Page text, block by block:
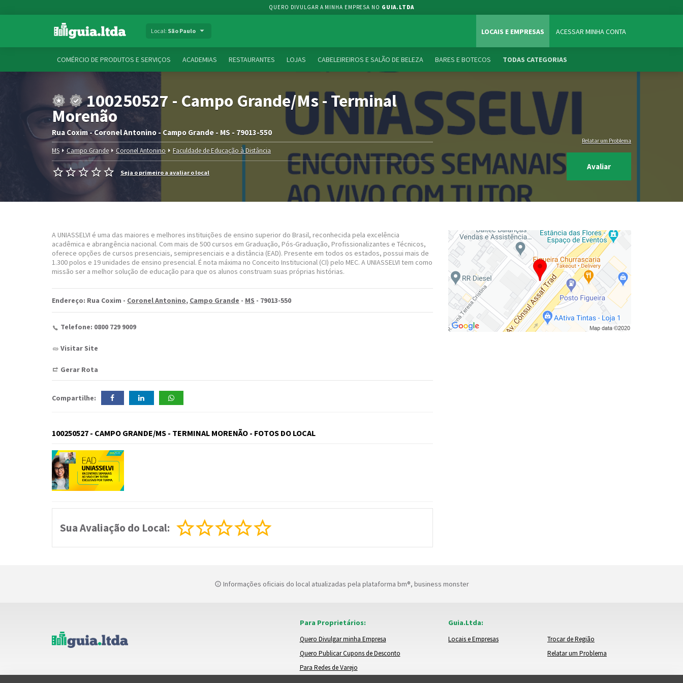
QUERO DIVULGAR A MINHA EMPRESA NO GUIA.LTDA
Local: São Paulo LOCAIS E EMPRESAS ACESSAR MINHA CONTA
COMÉRCIO DE PRODUTOS E SERVIÇOS ACADEMIAS RESTAURANTES LOJAS CABELEIREIROS E SALÃO DE BELEZA BARES E BOTECOS TODAS CATEGORIAS
100250527 - Campo Grande/Ms - Terminal
Morenão
Rua Coxim - Coronel Antonino - Campo Grande - MS - 79013-550
MS Campo Grande Coronel Antonino Faculdade de Educação à Distância
Seja o primeiro a avaliar o local
Relatar um Problema
Avaliar
A UNIASSELVI é uma das maiores e melhores instituições de ensino superior do Brasil, reconhecida pela excelência
acadêmica e abrangência nacional. Com mais de 500 cursos em Graduação, Pós-Graduação, Profissionalizantes e Técnicos,
oferece opções de cursos presenciais, semipresenciais e a distância (EAD). Presente em todos os estados, possui mais de
1.300 polos e 19 unidades de ensino presencial. É nota máxima no Conceito Institucional (CI) pelo MEC. A UNIASSELVI tem como
missão ser a melhor solução de educação para que os alunos construam suas próprias histórias.
Endereço: Rua Coxim - Coronel Antonino, Campo Grande - MS - 79013-550
Telefone: 0800 729 9009
Visitar Site
Gerar Rota
Compartilhe:
100250527 - CAMPO GRANDE/MS - TERMINAL MORENÃO - FOTOS DO LOCAL
Sua Avaliação do Local:
Informações oficiais do local atualizadas pela plataforma bm®, business monster
Para Proprietários:
Quero Divulgar minha Empresa
Quero Publicar Cupons de Desconto
Para Redes de Varejo
Guia.Ltda:
Locais e Empresas
Trocar de Região
Relatar um Problema